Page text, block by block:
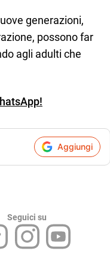
generazioni,
possono far
agli adulti che
Aggiungi
Seguici su